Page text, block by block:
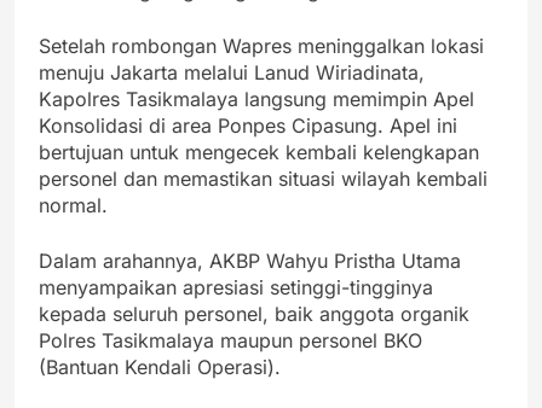
Setelah rombongan Wapres meninggalkan lokasi
menuju Jakarta melalui Lanud Wiriadinata,
Kapolres Tasikmalaya langsung memimpin Apel
Konsolidasi di area Ponpes Cipasung. Apel ini
bertujuan untuk mengecek kembali kelengkapan
personel dan memastikan situasi wilayah kembali
normal.
Dalam arahannya, AKBP Wahyu Pristha Utama
menyampaikan apresiasi setinggi-tingginya
kepada seluruh personel, baik anggota organik
Polres Tasikmalaya maupun personel BKO
(Bantuan Kendali Operasi).